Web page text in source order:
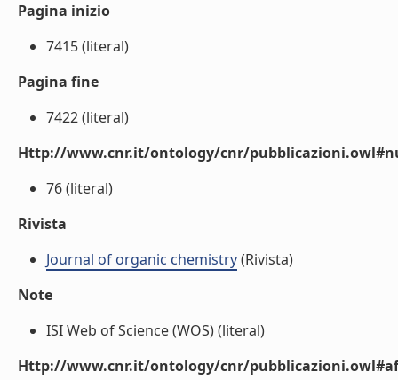
Pagina inizio
7415 (literal)
Pagina fine
7422 (literal)
Http://www.cnr.it/ontology/cnr/
76 (literal)
Rivista
Journal of organic chemistry(Rivista)
Note
ISI Web of Science (WOS) (literal)
Http://www.cnr.it/ontology/cnr/